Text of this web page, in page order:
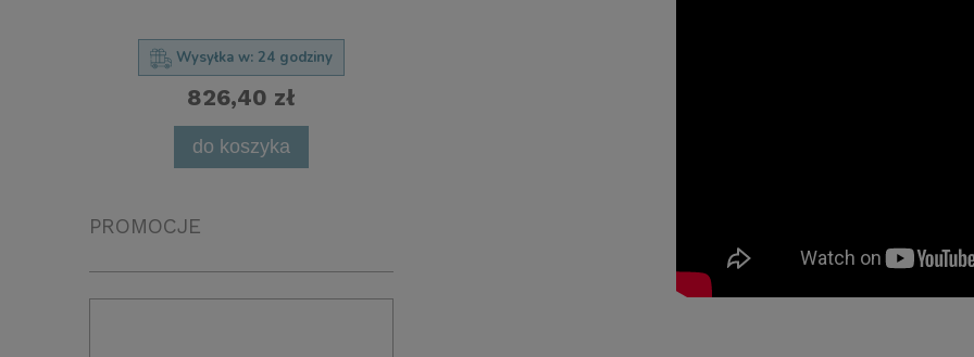
Wysyłka w: 24 godziny
826,40 zł
do koszyka
PROMOCJE